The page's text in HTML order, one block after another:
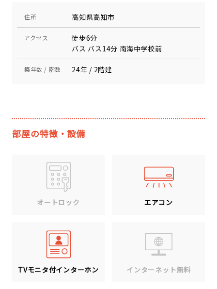
住所 高知県高知市
アクセス
徒歩6分
バス バス14分 南海中学校前
築年数 / 階数 24年 / 2階建
部屋の特徴・設備
オートロック エアコン
TVモニタ付インターホン インターネット無料